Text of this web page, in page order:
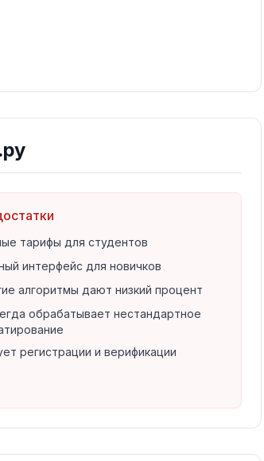
учебные заведения, научные
статьи. Также доступна
проверить свою работу
тарифы для студентов
интерфейс для новичков
алгоритмы дают низкий процент
обрабатывает нестандартное
регистрации и верификации